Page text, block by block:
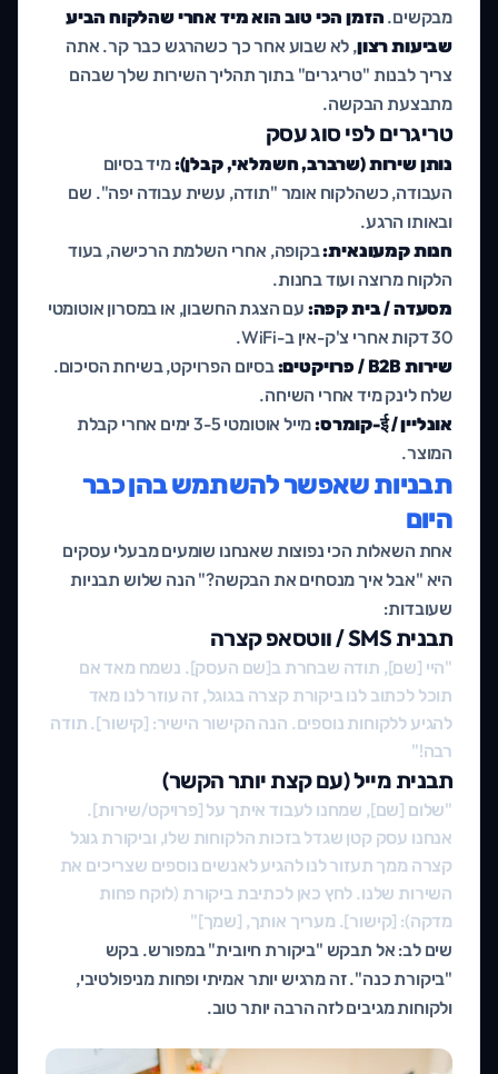
מבקשים. הזמן הכי טוב הוא מיד אחרי שהלקוח הביע
שביעות רצון, לא שבוע אחר כך כשהרגש כבר קר. אתה
צריך לבנות "טריגרים" בתוך תהליך השירות שלך שבהם
מתבצעת הבקשה.
טריגרים לפי סוג עסק
נותן שירות (שרברב, חשמלאי, קבלן):מיד בסיום
העבודה, כשהלקוח אומר "תודה, עשית עבודה יפה". שם
ובאותו הרגע.
חנות קמעונאית:בקופה, אחרי השלמת הרכישה, בעוד
הלקוח מרוצה ועוד בחנות.
מסעדה / בית קפה: עם הצגת החשבון, או במסרון אוטומטי
30 דקות אחרי צ'ק-אין ב-WiFi.
שירות B2B / פרויקטים:
בסיום הפרויקט, בשיחת הסיכום.
שלח לינק מיד אחרי השיחה.
אונליין / ई-קומרס:
מייל אוטומטי 3-5 ימים אחרי קבלת
המוצר.
תבניות שאפשר להשתמש בהן כבר
היום
אחת השאלות הכי נפוצות שאנחנו שומעים מבעלי עסקים
היא "אבל איך מנסחים את הבקשה?" הנה שלוש תבניות
שעובדות:
תבנית SMS / ווטסאפ קצרה
"היי [שם], תודה שבחרת ב[שם העסק]. נשמח מאד אם
תוכל לכתוב לנו ביקורת קצרה בגוגל, זה עוזר לנו מאד
להגיע ללקוחות נוספים. הנה הקישור הישיר: [קישור]. תודה
רבה!"
תבנית מייל (עם קצת יותר הקשר)
"שלום [שם], שמחנו לעבוד איתך על [פרויקט/שירות].
אנחנו עסק קטן שגדל בזכות הלקוחות שלו, וביקורת גוגל
קצרה ממך תעזור לנו להגיע לאנשים נוספים שצריכים את
השירות שלנו. לחץ כאן לכתיבת ביקורת (לוקח פחות
מדקה): [קישור]. מעריך אותך, [שמך]"
שים לב: אל תבקש "ביקורת חיובית" במפורש. בקש
"ביקורת כנה". זה מרגיש יותר אמיתי ופחות מניפולטיבי,
ולקוחות מגיבים לזה הרבה יותר טוב.